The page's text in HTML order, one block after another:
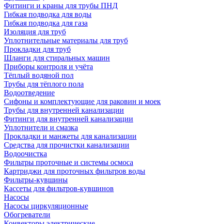
Фитинги и краны для трубы ПНД
Гибкая подводка для воды
Гибкая подводка для газа
Изоляция для труб
Уплотнительные материалы для труб
Прокладки для труб
Шланги для стиральных машин
Приборы контроля и учёта
Тёплый водяной пол
Трубы для тёплого пола
Водоотведение
Сифоны и комплектующие для раковин и моек
Трубы для внутренней канализации
Фитинги для внутренней канализации
Уплотнители и смазка
Прокладки и манжеты для канализации
Средства для прочистки канализации
Водоочистка
Фильтры проточные и системы осмоса
Картриджи для проточных фильтров воды
Фильтры-кувшины
Кассеты для фильтров-кувшинов
Насосы
Насосы циркуляционные
Обогреватели